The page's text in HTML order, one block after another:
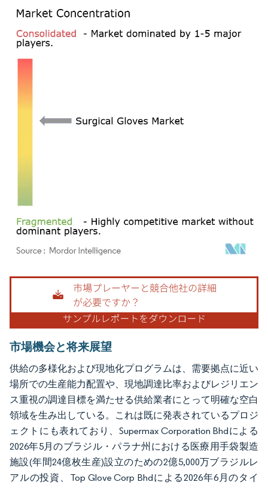
画像 © Mordor Intelligence。再利用にはCC BY 4.0の表示が必要です。
市場機会と将来展望
供給の多様化および現地化プログラムは、需要拠点に近い
場所での生産能力配置や、現地調達比率およびレジリエン
ス重視の調達目標を満たせる供給業者にとって明確な空白
領域を生み出している。これは既に発表されているプロジ
ェクトにも表れており、Supermax Corporation Bhdによる
2026年5月のブラジル・パラナ州における医療用手袋製造
施設(年間24億枚生産)設立のための2億5,000万ブラジルレ
アルの投資、Top Glove Corp Bhdによる2026年6月のタイ